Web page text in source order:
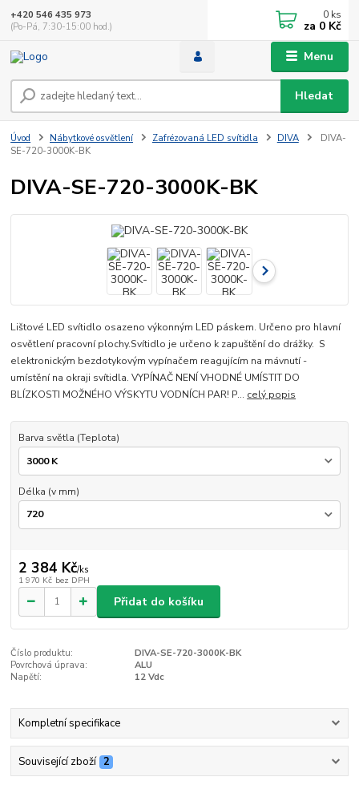
Menu
Hledat
+420 546 435 973
(Po-Pá, 7:30-15:00 hod.)
0 ks
za 0 Kč
Úvod Nábytkové osvětlení Zafrézovaná LED svítidla DIVA
DIVA-
SE-720-3000K-BK
DIVA-SE-720-3000K-BK
Lištové LED svítidlo osazeno výkonným LED páskem. Určeno pro hlavní
osvětlení pracovní plochy.Svítidlo je určeno k zapuštění do drážky. S
elektronickým bezdotykovým vypínačem reagujícím na mávnutí -
umístění na okraji svítidla. VYPÍNAČ NENÍ VHODNÉ UMÍSTIT DO
BLÍZKOSTI MOŽNÉHO VÝSKYTU VODNÍCH PAR! P... celý popis
Barva světla (Teplota)
Délka (v mm)
2 384 Kč/ks
1 970 Kč bez DPH
Přidat do košíku
Číslo produktu:
DIVA-SE-720-3000K-BK
Povrchová úprava:
ALU
Napětí:
12 Vdc
Kompletní specifikace
Související zboží 2